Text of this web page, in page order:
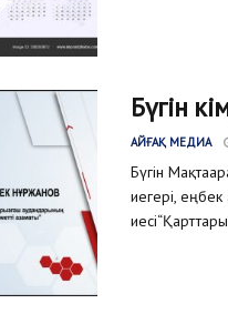
Бүгін
АЙҒАҚ МЕДИА
Бүгін
иегері,